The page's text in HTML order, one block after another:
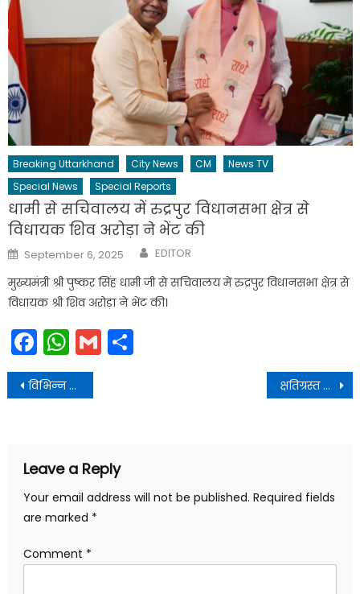
Breaking Uttarkhand City News CM
News TV
Special News
Special Reports
धामी से सचिवालय में रुद्रपुर विधानसभा क्षेत्र से
विधायक शिव अरोड़ा ने भेंट की
Posted
on
September 6, 2025 Author
EDITOR
मुख्यमंत्री श्री पुष्कर सिंह धामी जी से सचिवालय में रुद्रपुर विधानसभा क्षेत्र से
विधायक श्री शिव अरोड़ा ने भेंट की।
Facebook
WhatsApp
Gmail
Post
navigation
विभिन्न स्टॉल का निरीक्षण किया एवं 11 लोगों को उत्तराखण्ड शिल्प रत्न पुरस्कार से सम्मानित किया क्षतिग्रस्त पाइपलाइनों का निरीक्षण किया और पेयजल आपूर्ति व्यवस्था को जल्द से जल्द दुरुस्त करने के निर्देश दिए
Leave a Reply
Your email address will not be published. Required fields
are marked *
Comment *